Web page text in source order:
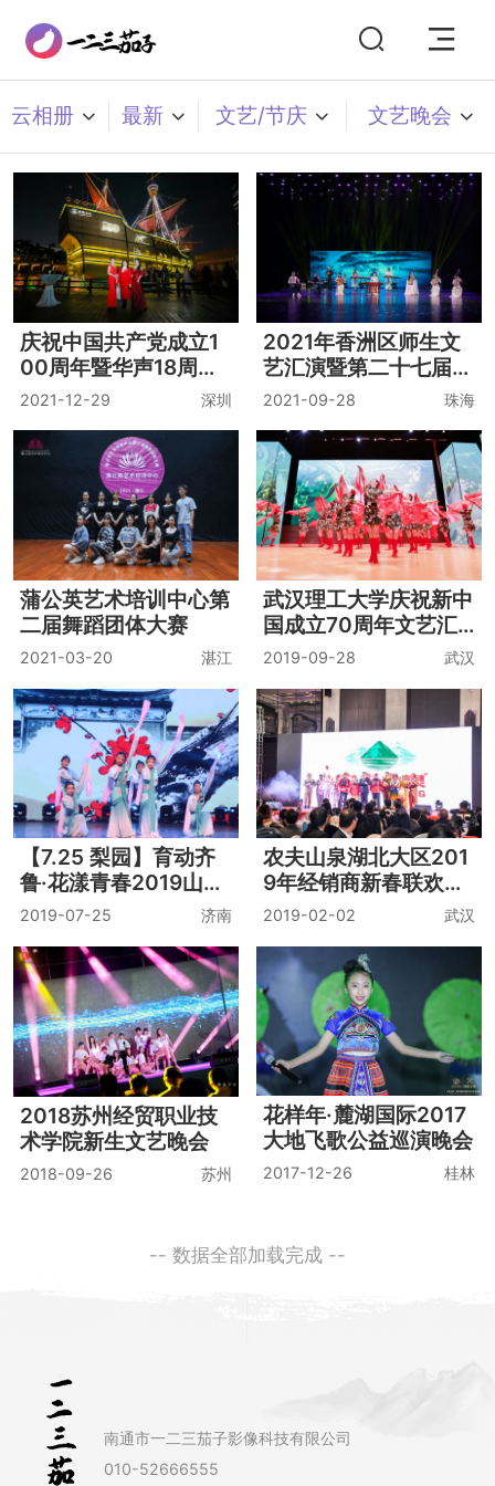
云相册 最新 文艺/节庆 文艺晚会
庆祝中国共产党成立1
00周年暨华声18周年
晚宴
2021-12-29 深圳
2021年香洲区师生文
艺汇演暨第二十七届青
少儿艺术花会颁奖仪式
2021-09-28 珠海
蒲公英艺术培训中心第
二届舞蹈团体大赛
2021-03-20 湛江
武汉理工大学庆祝新中
国成立70周年文艺汇
演
2019-09-28 武汉
【7.25 梨园】育动齐
鲁·花漾青春2019山东
省青少年艺术展演
2019-07-25 济南
农夫山泉湖北大区201
9年经销商新春联欢晚
会
2019-02-02 武汉
2018苏州经贸职业技
术学院新生文艺晚会
2018-09-26 苏州
花样年·麓湖国际2017
大地飞歌公益巡演晚会
2017-12-26 桂林
-- 数据全部加载完成 --
南通市一二三茄子影像科技有限公司
010-52666555